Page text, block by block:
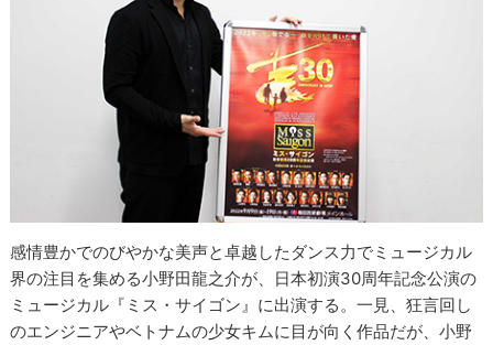
感情豊かでのびやかな美声と卓越したダンス力でミュージカル
界の注目を集める小野田龍之介が、日本初演30周年記念公演の
ミュージカル『ミス・サイゴン』に出演する。一見、狂言回し
のエンジニアやベトナムの少女キムに目が向く作品だが、小野